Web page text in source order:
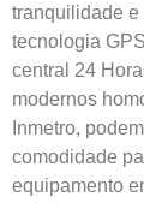
tranquilidade e
tecnologia
central 24
modernos
Inmetro,
comodidade
equipamento